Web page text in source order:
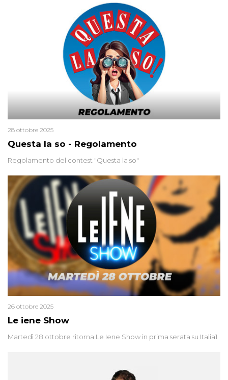
minuscola su una collanina, Monica si proclama innocente. Nel
2015 un’altra donna confessa lo stesso delitto, poi ritratta. Due
colpevoli per un solo omicidio: errore giudiziario o giustizia
Questa la so - Regolamento
28 ottobre 2025
Regolamento del contest "Questa la so"
Le iene Show
26 ottobre 2025
Martedì 28 ottobre ritorna Le Iene Show in prima serata su Italia1